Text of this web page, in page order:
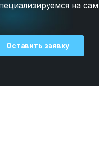
на
Оставить заявку